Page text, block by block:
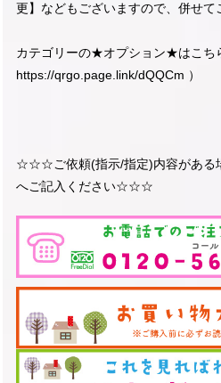
更】などもございますので、併せて
カテゴリーの★オプション★はこち
https://qrgo.page.link/dQQCm ）
☆☆☆ご依頼(指示/指定)内容がある
へご記入ください☆☆☆